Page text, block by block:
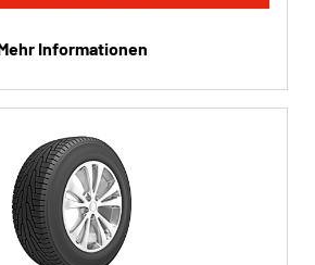
(3)
Informationen